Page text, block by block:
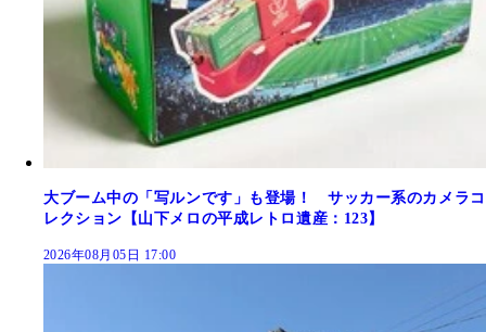
大ブーム中の「写ルンです」も登場！ サッカー系のカメラコ
レクション【山下メロの平成レトロ遺産：123】
2026年08月05日 17:00